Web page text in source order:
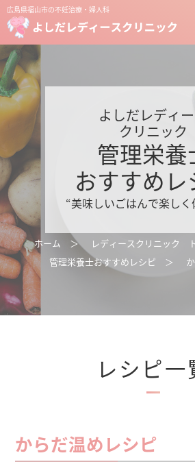
広島県福山市の不妊治療・婦人科
よしだレディ
クリニック
管理栄養
おすすめレ
“美味しいごはんで楽しく
ホーム
レディースクリニック
管理栄養士おすすめレシピ
レシピ一
からだ温めレシピ